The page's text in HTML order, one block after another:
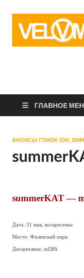
ГЛАВНОЕ
АНОНСЫ ГОНОК (DH,
summerKAT —
Дата: 31 мая, воскресенье
Место: Филевский парк
Дисциплина: mDHi